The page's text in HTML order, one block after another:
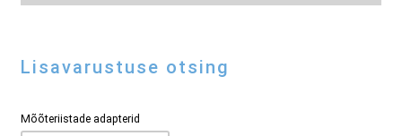
Lisavarustuse otsing
Mõõteriistade adapterid